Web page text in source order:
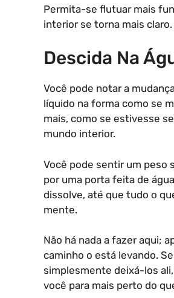
Permita-se flutuar mais
interior se torna mais
Descida Na
Você pode notar a
líquido na forma como se
mais, como se estivesse
mundo interior.
Você pode sentir um peso
por uma porta feita de
dissolve, até que tudo o
mente.
Não há nada a fazer aqui;
caminho o está levando.
simplesmente deixá-los
você para mais perto do